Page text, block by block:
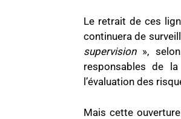
Le retrait de ces
continuera de
supervision», selon
responsables de
l’évaluation des
Mais cette